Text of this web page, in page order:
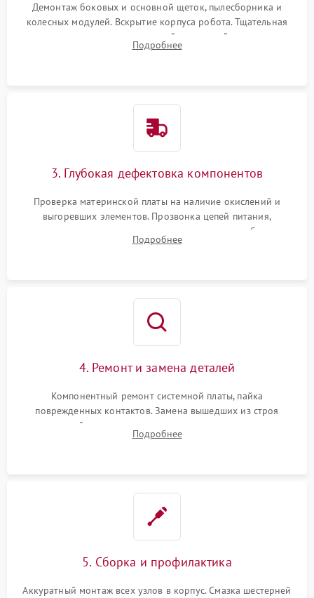
Демонтаж боковых и основной щеток, пылесборника и
колесных модулей. Вскрытие корпуса робота. Тщательная
очистка внутренних полостей, шестерней и плат от
скопившейся пыли, волос и шерсти животных с
Подробнее
3. Глубокая дефектовка компонентов
Проверка материнской платы на наличие окислений и
выгоревших элементов. Прозвонка цепей питания,
тестирование приводных моторов колес и турбины
всасывания. Оценка состояния оптических и инфракрасных
Подробнее
4. Ремонт и замена деталей
Компонентный ремонт системной платы, пайка
поврежденных контактов. Замена вышедших из строя
двигателей, изношенного аккумулятора, неисправного
лидара или помпы подачи воды. Восстановление шлейфов и
Подробнее
5. Сборка и профилактика
Аккуратный монтаж всех узлов в корпус. Смазка шестерней